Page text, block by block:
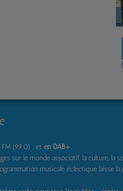
FM (99.0) , et en DAB+.
sur le monde associatif, la culture, la
musicale éclectique laisse